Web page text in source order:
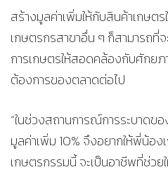
สร้างมูลค่าเพิ่มให้กับสินค้าเกษต
เกษตรกรสาขาอื่น ๆ ก็สามารถที่
การเกษตรให้สอดคล้องกับศักย
ต้องการของตลาดต่อไป
“ในช่วงสถานการณ์การระบาดข
มูลค่าเพิ่ม 10% จึงอยากให้พี่น้อ
เกษตรกรรมนี้ จะเป็นอาชีพที่ช่วย